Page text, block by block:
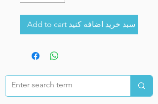
Add to cart به سبد خرید اضافه کنید